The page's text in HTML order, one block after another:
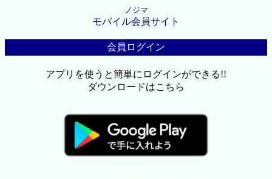
ノジマ
モバイル会員サイト
会員ログイン
アプリを使うと簡単にログインができる!!
ダウンロードはこちら